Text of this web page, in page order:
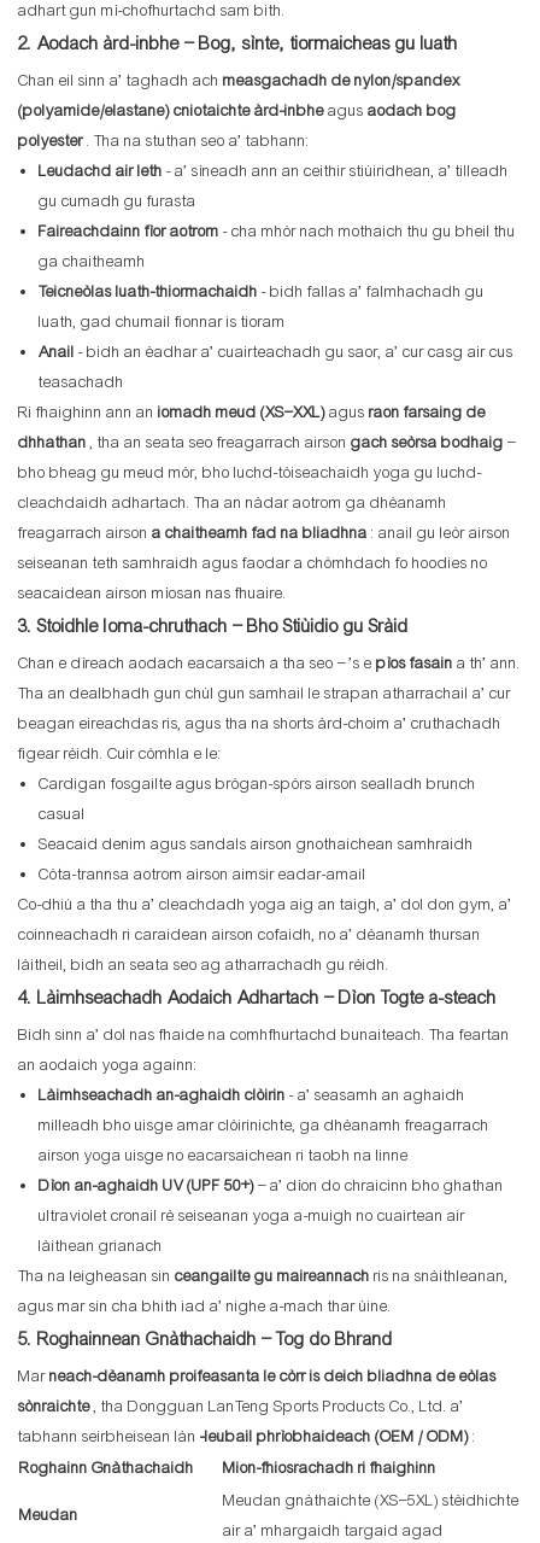
adhart gun mì-chofhurtachd sam bith.
2. Aodach àrd-inbhe – Bog, sìnte, tiormaicheas gu luath
Chan eil sinn a’ taghadh ach measgachadh de nylon/spandex
(polyamide/elastane) cniotaichte àrd-inbheagus aodach bog
polyester. Tha na stuthan seo a’ tabhann:
Leudachd air leth - a’ sìneadh ann an ceithir stiùiridhean, a’ tilleadh
gu cumadh gu furasta
Faireachdainn fìor aotrom - cha mhòr nach mothaich thu gu bheil thu
ga chaitheamh
Teicneòlas luath-thiormachaidh - bidh fallas a’ falmhachadh gu
luath, gad chumail fionnar is tioram
Anail - bidh an èadhar a’ cuairteachadh gu saor, a’ cur casg air cus
teasachadh
Ri fhaighinn ann an iomadh meud (XS–XXL)agus raon farsaing de
dhhathan, tha an seata seo freagarrach airson gach seòrsa bodhaig –
bho bheag gu meud mòr, bho luchd-tòiseachaidh yoga gu luchd-
cleachdaidh adhartach. Tha an nàdar aotrom ga dhèanamh
freagarrach airson a chaitheamh fad na bliadhna : anail gu leòr airson
seiseanan teth samhraidh agus faodar a chòmhdach fo hoodies no
seacaidean airson mìosan nas fhuaire.
3. Stoidhle Ioma-chruthach – Bho Stiùidio gu Sràid
Chan e dìreach aodach eacarsaich a tha seo – ’s e pìos fasain a th’ ann.
Tha an dealbhadh gun chùl gun samhail le strapan atharrachail a’ cur
beagan eireachdas ris, agus tha na shorts àrd-choim a’ cruthachadh
figear rèidh. Cuir còmhla e le:
Cardigan fosgailte agus brògan-spòrs airson sealladh brunch
casual
Seacaid denim agus sandals airson gnothaichean samhraidh
Còta-trannsa aotrom airson aimsir eadar-amail
Co-dhiù a tha thu a’ cleachdadh yoga aig an taigh, a’ dol don gym, a’
coinneachadh ri caraidean airson cofaidh, no a’ dèanamh thursan
làitheil, bidh an seata seo ag atharrachadh gu rèidh.
4. Làimhseachadh Aodaich Adhartach – Dìon Togte a-steach
Bidh sinn a’ dol nas fhaide na comhfhurtachd bunaiteach. Tha feartan
an aodaich yoga againn:
Làimhseachadh an-aghaidh clòirin - a’ seasamh an aghaidh
milleadh bho uisge amar clòirinichte, ga dhèanamh freagarrach
airson yoga uisge no eacarsaichean ri taobh na linne
Dìon an-aghaidh UV (UPF 50+)– a’ dìon do chraicinn bho ghathan
ultraviolet cronail rè seiseanan yoga a-muigh no cuairtean air
làithean grianach
Tha na leigheasan sin ceangailte gu maireannach ris na snàithleanan,
agus mar sin cha bhith iad a’ nighe a-mach thar ùine.
5. Roghainnean Gnàthachaidh – Tog do Bhrand
Marneach-dèanamh proifeasanta le còrr is deich bliadhna de eòlas
sònraichte, tha Dongguan LanTeng Sports Products Co., Ltd. a’
tabhann seirbheisean làn -leubail phrìobhaideach (OEM / ODM):
Roghainn Gnàthachaidh
Mion-fhiosrachadh ri fhaighinn
Meudan
Meudan gnàthaichte (XS–5XL) stèidhichte
air a’ mhargaidh targaid agad